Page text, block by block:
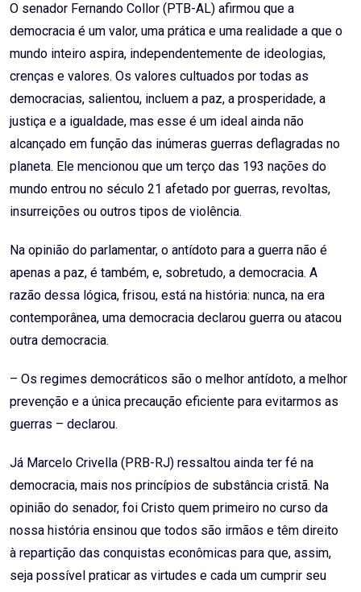
O senador Fernando Collor (PTB-AL) afirmou que a
democracia é um valor, uma prática e uma realidade a que o
mundo inteiro aspira, independentemente de ideologias,
crenças e valores. Os valores cultuados por todas as
democracias, salientou, incluem a paz, a prosperidade, a
justiça e a igualdade, mas esse é um ideal ainda não
alcançado em função das inúmeras guerras deflagradas no
planeta. Ele mencionou que um terço das 193 nações do
mundo entrou no século 21 afetado por guerras, revoltas,
insurreições ou outros tipos de violência.
Na opinião do parlamentar, o antídoto para a guerra não é
apenas a paz, é também, e, sobretudo, a democracia. A
razão dessa lógica, frisou, está na história: nunca, na era
contemporânea, uma democracia declarou guerra ou atacou
outra democracia.
– Os regimes democráticos são o melhor antídoto, a melhor
prevenção e a única precaução eficiente para evitarmos as
guerras – declarou.
Já Marcelo Crivella (PRB-RJ) ressaltou ainda ter fé na
democracia, mais nos princípios de substância cristã. Na
opinião do senador, foi Cristo quem primeiro no curso da
nossa história ensinou que todos são irmãos e têm direito
à repartição das conquistas econômicas para que, assim,
seja possível praticar as virtudes e cada um cumprir seu